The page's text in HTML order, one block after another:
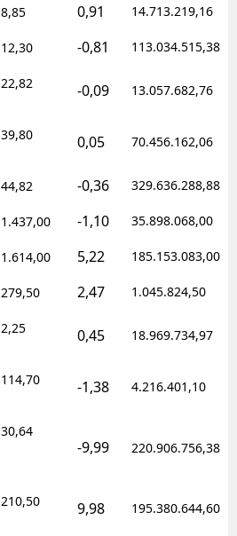
8,85 0,91 14.713.219,16
12,30 -0,81 113.034.515,38
22,82 -0,09 13.057.682,76
39,80 0,05 70.456.162,06
44,82 -0,36 329.636.288,88
1.437,00 -1,10 35.898.068,00
1.614,00 5,22 185.153.083,00
279,50 2,47 1.045.824,50
2,25 0,45 18.969.734,97
114,70 -1,38 4.216.401,10
30,64
-9,99 220.906.756,38
210,50 9,98 195.380.644,60